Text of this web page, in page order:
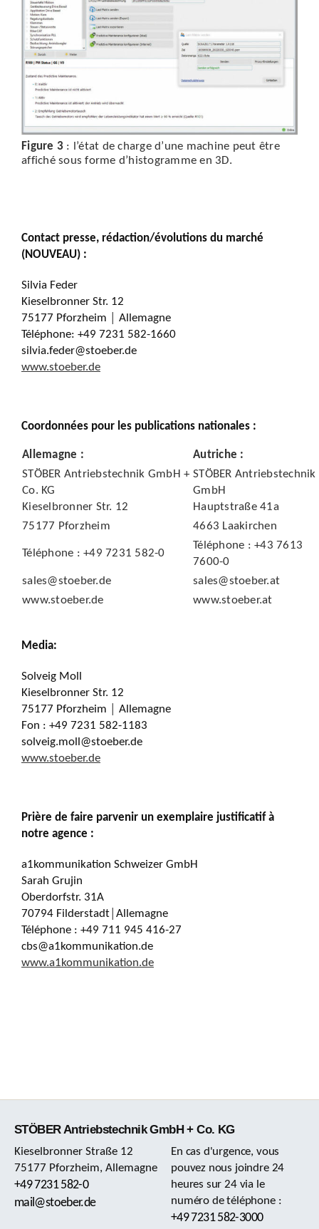
Figure 3 : l’état de charge d’une machine peut être
affiché sous forme d’histogramme en 3D.
Contact presse, rédaction/évolutions du marché
(NOUVEAU) :
Silvia Feder
Kieselbronner Str. 12
75177 Pforzheim │ Allemagne
Téléphone: +49 7231 582-1660
silvia.feder@stoeber.de
www.stoeber.de
Coordonnées pour les publications nationales :
Allemagne :
Autriche :
STÖBER Antriebstechnik GmbH +
Co. KG
Kieselbronner Str. 12
STÖBER Antriebstechnik
GmbH
Hauptstraße 41a
75177 Pforzheim
4663 Laakirchen
Téléphone : +49 7231 582-0
Téléphone : +43 7613
7600-0
sales@stoeber.de
sales@stoeber.at
www.stoeber.de
www.stoeber.at
Media:
Solveig Moll
Kieselbronner Str. 12
75177 Pforzheim │ Allemagne
Fon : +49 7231 582-1183
solveig.moll@stoeber.de
www.stoeber.de
Prière de faire parvenir un exemplaire justificatif à
notre agence :
a1kommunikation Schweizer GmbH
Sarah Grujin
Oberdorfstr. 31A
70794 Filderstadt│Allemagne
Téléphone : +49 711 945 416-27
cbs@a1kommunikation.de
www.a1kommunikation.de
STÖBER Antriebstechnik GmbH + Co. KG
Kieselbronner Straße 12
75177 Pforzheim, Allemagne
+49 7231 582-0
mail@stoeber.de
En cas d'urgence, vous
pouvez nous joindre 24
heures sur 24 via le
numéro de téléphone :
+49 7231 582-3000